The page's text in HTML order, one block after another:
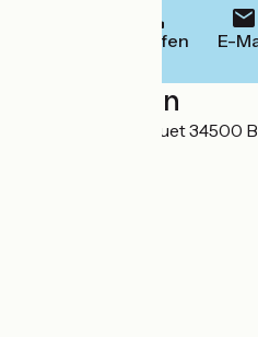
Anrufen E-
Localisation
28 Allées Paul Riquet 34500